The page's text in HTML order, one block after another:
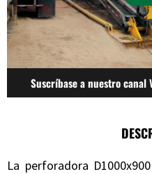
Suscríbase a nuestro canal
La perforadora